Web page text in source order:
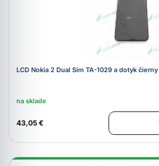
LCD Nokia 2 Dual Sim TA-1029 a dotyk
na sklade
43,05 €